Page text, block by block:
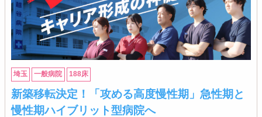
埼玉 一般病院 188床
新築移転決定！「攻める高度慢性期」急性期と
慢性期ハイブリット型病院へ